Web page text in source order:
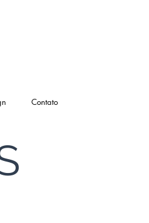
Contato